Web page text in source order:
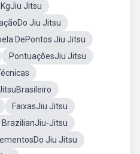
Jitsu
Jiu Jitsu
DePontos Jiu Jitsu
PontuaçõesJiu Jitsu
FaixasJiu Jitsu
BrazilianJiu-Jitsu
Jiu Jitsu